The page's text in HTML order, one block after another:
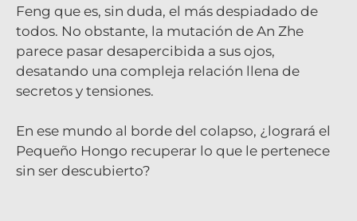
Feng que es, sin duda, el más despiadado de
todos. No obstante, la mutación de An Zhe
parece pasar desapercibida a sus ojos,
desatando una compleja relación llena de
secretos y tensiones.
En ese mundo al borde del colapso, ¿logrará el
Pequeño Hongo recuperar lo que le pertenece
sin ser descubierto?